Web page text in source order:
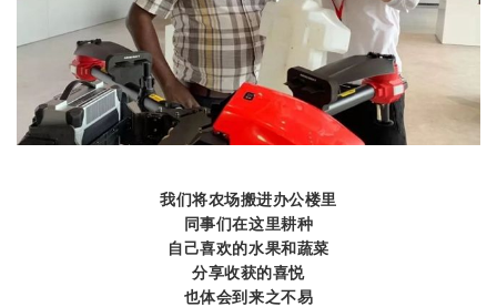
我们将农场搬进办公楼里
同事们在这里耕种
自己喜欢的水果和蔬菜
分享收获的喜悦
也体会到来之不易